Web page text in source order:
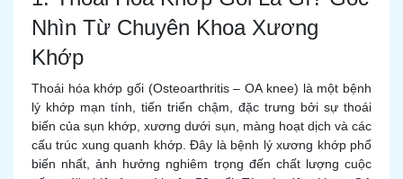
Nhìn Từ Chuyên Khoa Xương
Khớp
Thoái hóa khớp gối (Osteoarthritis – OA knee) là một bệnh
lý khớp mạn tính, tiến triển chậm, đặc trưng bởi sự thoái
biến của sụn khớp, xương dưới sụn, màng hoạt dịch và các
cấu trúc xung quanh khớp. Đây là bệnh lý xương khớp phổ
biến nhất, ảnh hưởng nghiêm trọng đến chất lượng cuộc